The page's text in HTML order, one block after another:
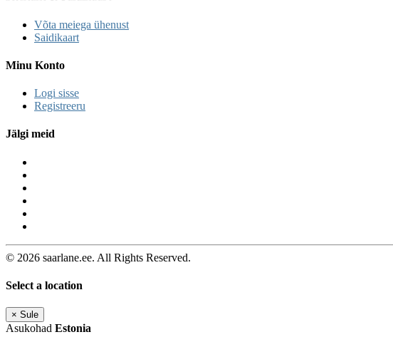
Võta meiega ühenust
Saidikaart
Minu Konto
Logi sisse
Registreeru
Jälgi meid
© 2026 saarlane.ee. All Rights Reserved.
Select a location
× Sule
Asukohad Estonia